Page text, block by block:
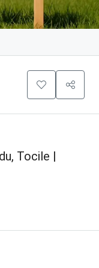
Tocile |